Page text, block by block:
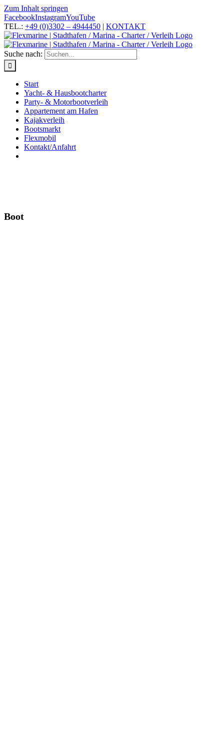
Zum Inhalt springen
FacebookInstagramYouTube
TEL.: +49 (0)3302 – 4944450 | KONTAKT
Suche nach:
Start
Yacht- & Hausbootcharter
Party- & Motorbootverleih
Appartement am Hafen
Kajakverleih
Bootsmarkt
Flexmobil
Kontakt/Anfahrt
Boot